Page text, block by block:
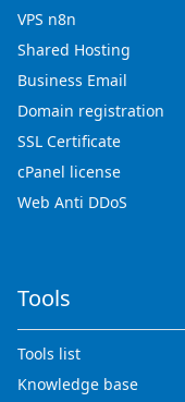
VPS n8n
Shared Hosting
Business Email
Domain registration
SSL Certificate
cPanel license
Web Anti DDoS
Tools
Tools list
Knowledge base